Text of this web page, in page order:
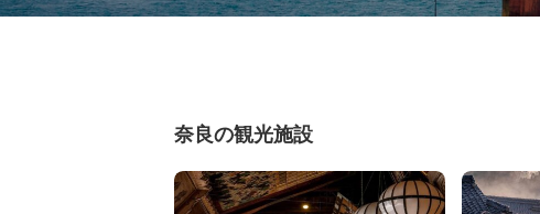
奈良の観光施設